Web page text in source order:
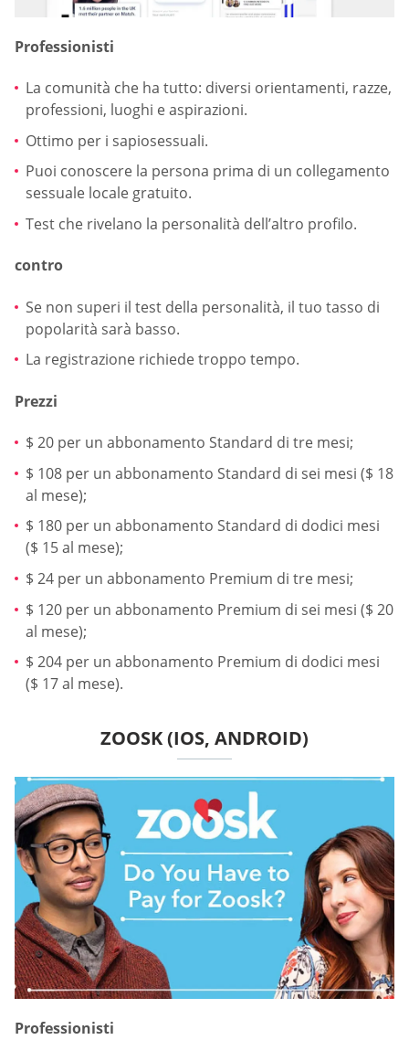
Professionisti
La comunità che ha tutto: diversi orientamenti, razze,
professioni, luoghi e aspirazioni.
Ottimo per i sapiosessuali.
Puoi conoscere la persona prima di un collegamento
sessuale locale gratuito.
Test che rivelano la personalità dell’altro profilo.
contro
Se non superi il test della personalità, il tuo tasso di
popolarità sarà basso.
La registrazione richiede troppo tempo.
Prezzi
$ 20 per un abbonamento Standard di tre mesi;
$ 108 per un abbonamento Standard di sei mesi ($ 18
al mese);
$ 180 per un abbonamento Standard di dodici mesi
($ 15 al mese);
$ 24 per un abbonamento Premium di tre mesi;
$ 120 per un abbonamento Premium di sei mesi ($ 20
al mese);
$ 204 per un abbonamento Premium di dodici mesi
($ 17 al mese).
ZOOSK (IOS, ANDROID)
Professionisti